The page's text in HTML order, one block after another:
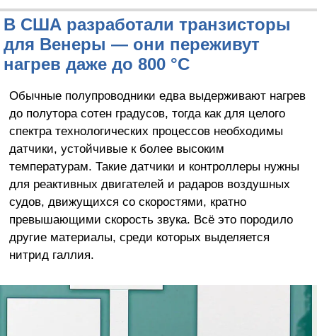
В США разработали транзисторы
для Венеры — они переживут
нагрев даже до 800 °C
Обычные полупроводники едва выдерживают нагрев
до полутора сотен градусов, тогда как для целого
спектра технологических процессов необходимы
датчики, устойчивые к более высоким
температурам. Такие датчики и контроллеры нужны
для реактивных двигателей и радаров воздушных
судов, движущихся со скоростями, кратно
превышающими скорость звука. Всё это породило
другие материалы, среди которых выделяется
нитрид галлия.